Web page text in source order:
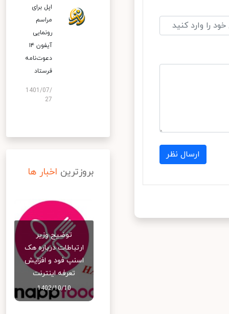
ارسال نظر
اپل برای
مراسم
رونمایی
آیفون ۱۴
دعوت‌نامه
فرستاد
1401/07/
27
بروزترین اخبار ها
توضیح وزیر
ارتباطات درباره هک
اسنپ‌ فود و افزایش
تعرفه اینترنت
1402/10/10